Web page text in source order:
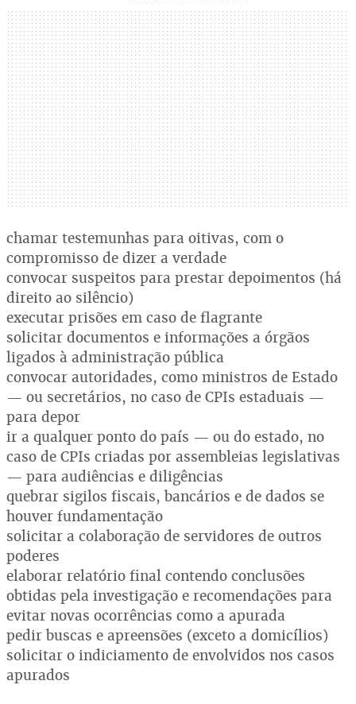
chamar testemunhas para oitivas, com o
compromisso de dizer a verdade
convocar suspeitos para prestar depoimentos (há
direito ao silêncio)
executar prisões em caso de flagrante
solicitar documentos e informações a órgãos
ligados à administração pública
convocar autoridades, como ministros de Estado
— ou secretários, no caso de CPIs estaduais —
para depor
ir a qualquer ponto do país — ou do estado, no
caso de CPIs criadas por assembleias legislativas
— para audiências e diligências
quebrar sigilos fiscais, bancários e de dados se
houver fundamentação
solicitar a colaboração de servidores de outros
poderes
elaborar relatório final contendo conclusões
obtidas pela investigação e recomendações para
evitar novas ocorrências como a apurada
pedir buscas e apreensões (exceto a domicílios)
solicitar o indiciamento de envolvidos nos casos
apurados